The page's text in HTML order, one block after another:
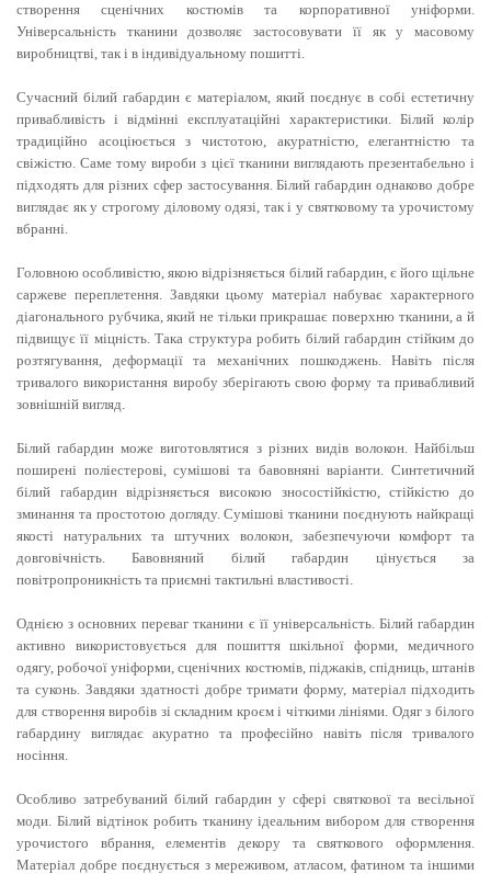
створення сценічних костюмів та корпоративної уніформи.
Універсальність тканини дозволяє застосовувати її як у масовому
виробництві, так і в індивідуальному пошитті.
Сучасний білий габардин є матеріалом, який поєднує в собі естетичну
привабливість і відмінні експлуатаційні характеристики. Білий колір
традиційно асоціюється з чистотою, акуратністю, елегантністю та
свіжістю. Саме тому вироби з цієї тканини виглядають презентабельно і
підходять для різних сфер застосування. Білий габардин однаково добре
виглядає як у строгому діловому одязі, так і у святковому та урочистому
вбранні.
Головною особливістю, якою відрізняється білий габардин, є його щільне
саржеве переплетення. Завдяки цьому матеріал набуває характерного
діагонального рубчика, який не тільки прикрашає поверхню тканини, а й
підвищує її міцність. Така структура робить білий габардин стійким до
розтягування, деформації та механічних пошкоджень. Навіть після
тривалого використання виробу зберігають свою форму та привабливий
зовнішній вигляд.
Білий габардин може виготовлятися з різних видів волокон. Найбільш
поширені поліестерові, сумішові та бавовняні варіанти. Синтетичний
білий габардин відрізняється високою зносостійкістю, стійкістю до
зминання та простотою догляду. Сумішові тканини поєднують найкращі
якості натуральних та штучних волокон, забезпечуючи комфорт та
довговічність. Бавовняний білий габардин цінується за
повітропроникність та приємні тактильні властивості.
Однією з основних переваг тканини є її універсальність. Білий габардин
активно використовується для пошиття шкільної форми, медичного
одягу, робочої уніформи, сценічних костюмів, піджаків, спідниць, штанів
та суконь. Завдяки здатності добре тримати форму, матеріал підходить
для створення виробів зі складним кроєм і чіткими лініями. Одяг з білого
габардину виглядає акуратно та професійно навіть після тривалого
носіння.
Особливо затребуваний білий габардин у сфері святкової та весільної
моди. Білий відтінок робить тканину ідеальним вибором для створення
урочистого вбрання, елементів декору та святкового оформлення.
Матеріал добре поєднується з мереживом, атласом, фатином та іншими